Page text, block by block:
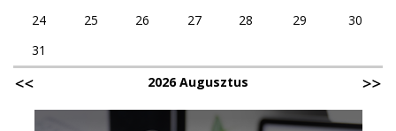
24
25 26 27 28 29
30
31
2026 Augusztus